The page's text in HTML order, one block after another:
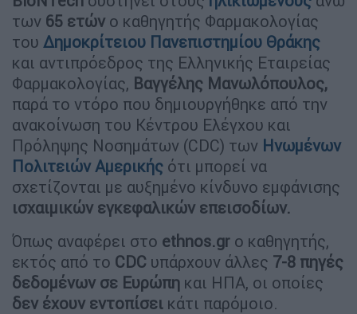
των 65 ετών ο καθηγητής Φαρμακολογίας
του Δημοκρίτειου Πανεπιστημίου Θράκης
και αντιπρόεδρος της Ελληνικής Εταιρείας
Φαρμακολογίας, Βαγγέλης Μανωλόπουλος,
παρά το ντόρο που δημιουργήθηκε από την
ανακοίνωση του Κέντρου Ελέγχου και
Πρόληψης Νοσημάτων (CDC) των Ηνωμένων
Πολιτειών Αμερικής ότι μπορεί να
σχετίζονται με αυξημένο κίνδυνο εμφάνισης
ισχαιμικών εγκεφαλικών επεισοδίων.
Όπως αναφέρει στο ethnos.gr ο καθηγητής,
εκτός από το CDC υπάρχουν άλλες 7-8 πηγές
δεδομένων σε Ευρώπη και ΗΠΑ, οι οποίες
δεν έχουν εντοπίσει κάτι παρόμοιο.